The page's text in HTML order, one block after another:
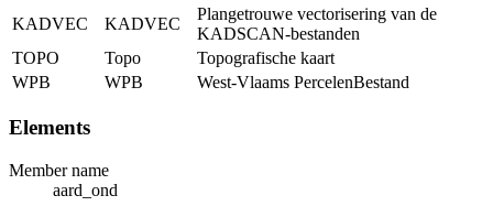
KADVEC
KADVEC
Plangetrouwe vectorisering van de
KADSCAN-bestanden
TOPO
Topo
Topografische kaart
WPB
WPB West-Vlaams PercelenBestand
Elements
Member name
aard_ond